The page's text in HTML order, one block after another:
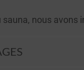
sauna, nous